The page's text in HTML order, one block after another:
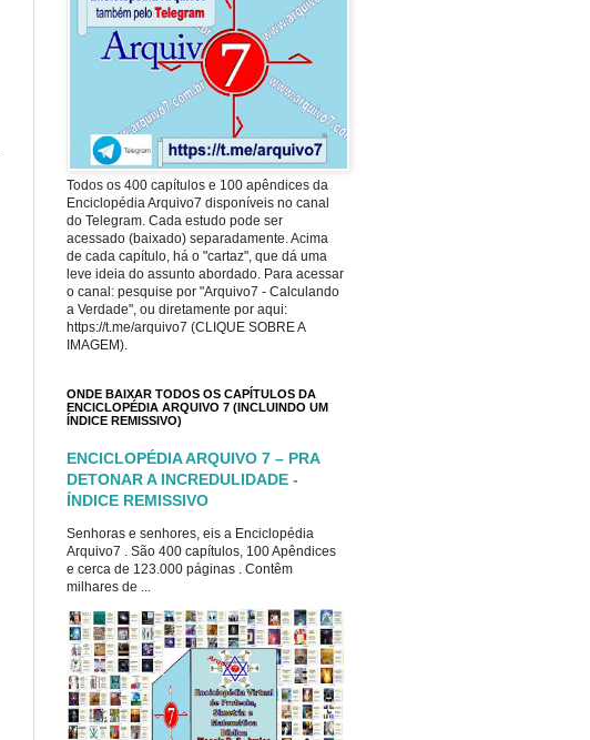
Todos os 400 capítulos e 100 apêndices da
Enciclopédia Arquivo7 disponíveis no canal
do Telegram. Cada estudo pode ser
acessado (baixado) separadamente. Acima
de cada capítulo, há o "cartaz", que dá uma
leve ideia do assunto abordado. Para acessar
o canal: pesquise por "Arquivo7 - Calculando
a Verdade", ou diretamente por aqui:
https://t.me/arquivo7 (CLIQUE SOBRE A
IMAGEM).
ONDE BAIXAR TODOS OS CAPÍTULOS DA
ENCICLOPÉDIA ARQUIVO 7 (INCLUINDO UM
ÍNDICE REMISSIVO)
ENCICLOPÉDIA ARQUIVO 7 – PRA
DETONAR A INCREDULIDADE -
ÍNDICE REMISSIVO
Senhoras e senhores, eis a Enciclopédia
Arquivo7 . São 400 capítulos, 100 Apêndices
e cerca de 123.000 páginas . Contêm
milhares de ...